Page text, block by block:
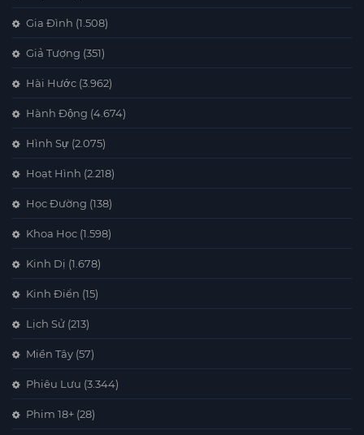
Gia Đình (1.508)
Giả Tượng (351)
Hài Hước (3.962)
Hành Động (4.674)
Hình Sự (2.075)
Hoạt Hình (2.218)
Học Đường (138)
Khoa Học (1.598)
Kinh Dị (1.678)
Kinh Điển (15)
Lịch Sử (213)
Miền Tây (57)
Phiêu Lưu (3.344)
Phim 18+ (28)